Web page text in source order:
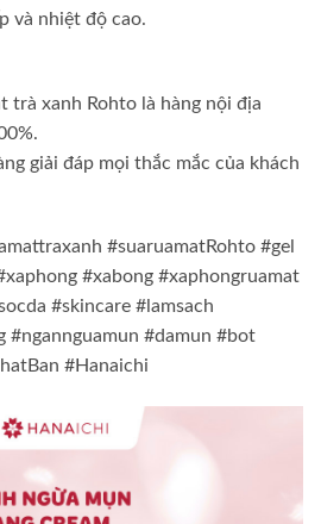
và nhiệt độ cao.
trà xanh Rohto là hàng nội địa
giải đáp mọi thắc mắc của khách
#suaruamatRohto #gel
#xabong #xaphongruamat
#skincare #lamsach
#ngannguamun #damun #bot
#Hanaichi